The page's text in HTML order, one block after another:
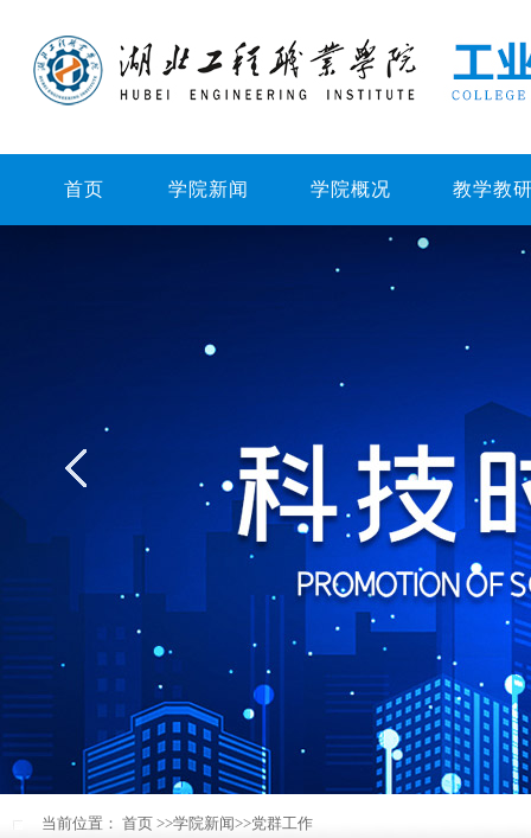
首页 学院新闻 学院概况 教学教
当前位置： 首页 >>学院新闻>>党群工作